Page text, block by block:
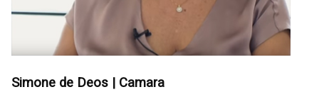
Simone de Deos | Camara